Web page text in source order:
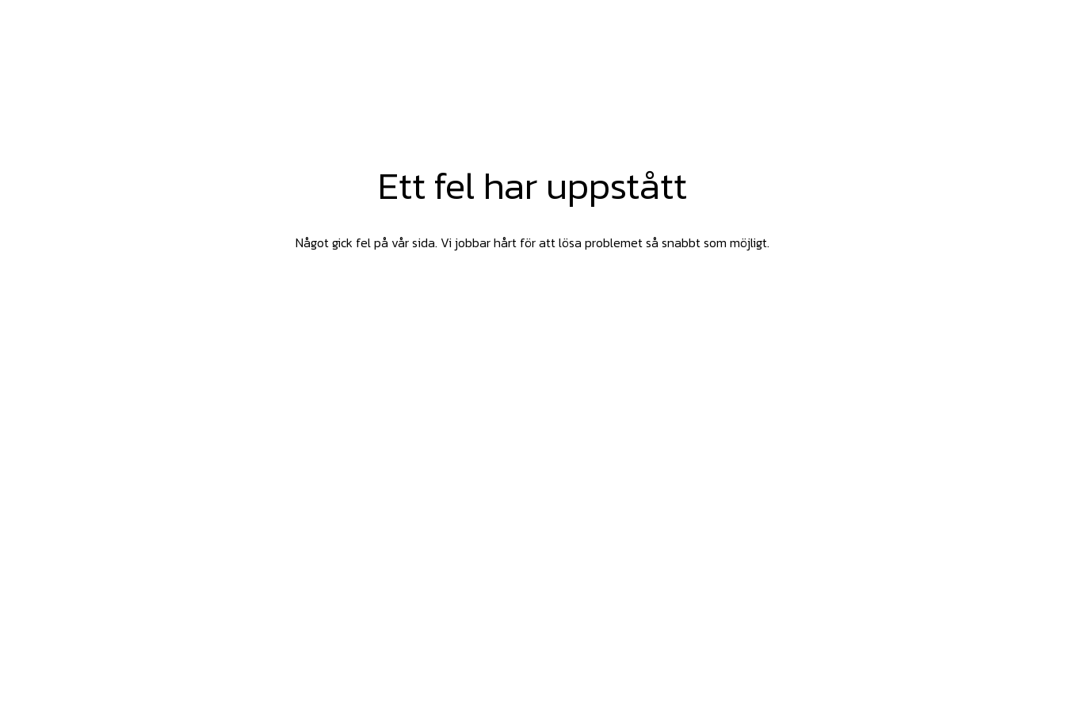
Ett fel har uppstått
Något gick fel på vår sida. Vi jobbar hårt för att lösa problemet så snabbt som möjligt.